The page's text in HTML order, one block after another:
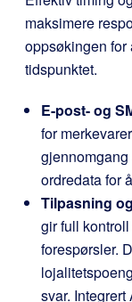
maksimere
oppsøkingen
tidspunktet.
E-post- og
for
ordredata for
Tilpasning
gir full
forespørsler.
svar.